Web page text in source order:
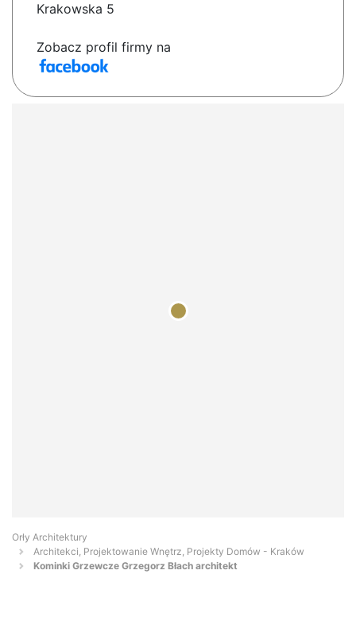
Krakowska 5
Zobacz profil firmy na
Orły Architektury
Architekci, Projektowanie Wnętrz, Projekty Domów - Kraków
Kominki Grzewcze Grzegorz Błach architekt